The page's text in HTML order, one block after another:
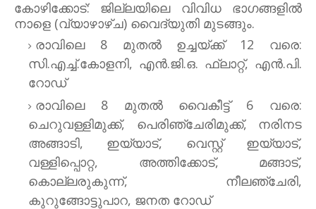
കോഴിക്കോട്: ജില്ലയിലെ വിവിധ ഭാഗങ്ങളില്‍
നാളെ (വ്യാഴാഴ്ച) വൈദ്യുതി മുടങ്ങും.
രാവിലെ 8 മുതല്‍ ഉച്ചയ്ക്ക് 12 വരെ:
സി.എച്ച്.കോളനി, എന്‍.ജി.ഒ. ഫ്‌ലാറ്റ്, എന്‍.പി.
റോഡ്
രാവിലെ 8 മുതല്‍ വൈകീട്ട് 6 വരെ:
ചെറുവള്ളിമുക്ക്, പെരിഞ്ചേരിമുക്ക്, നരിനട
അങ്ങാടി, ഇയ്യാട്, വെസ്റ്റ് ഇയ്യാട്,
വള്ളിപ്പൊറ്റ, അത്തിക്കോട്, മങ്ങാട്,
കൊല്ലരുകുന്ന്, നീലഞ്ചേരി,
കുറുങ്ങോട്ടുപാറ, ജനത റോഡ്